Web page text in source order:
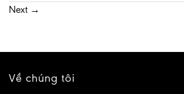
Next →
Về chúng tôi